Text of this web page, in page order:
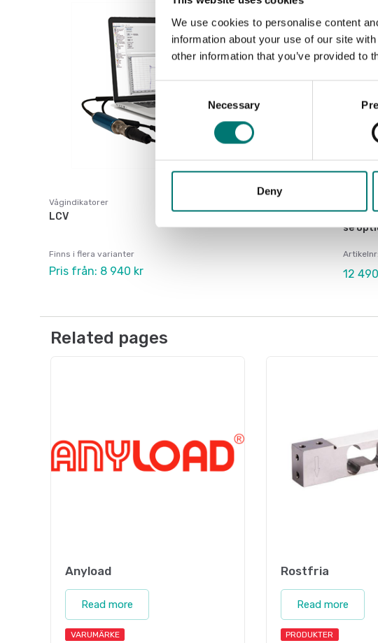
We use cookies to personalise content
information about your use of our site
other information that you’ve provided to
Consent
Selection
Necessary
Deny
Vågindikatorer
LCV
Finns i flera varianter
Pris från: 8 940 kr
se
12
Related pages
Anyload
Read more
VARUMÄRKE
Rostfria
Read more
PRODUKTER